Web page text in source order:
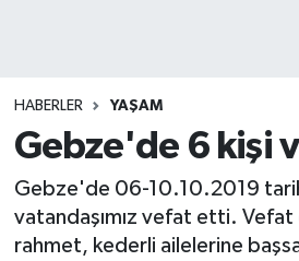
HABERLER YAŞAM
Gebze'de 6 kişi
Gebze'de 06-10.10.2019
vatandaşımız vefat etti.
rahmet, kederli ailelerine
Tüm Manşetler
Son Dakika Haberleri